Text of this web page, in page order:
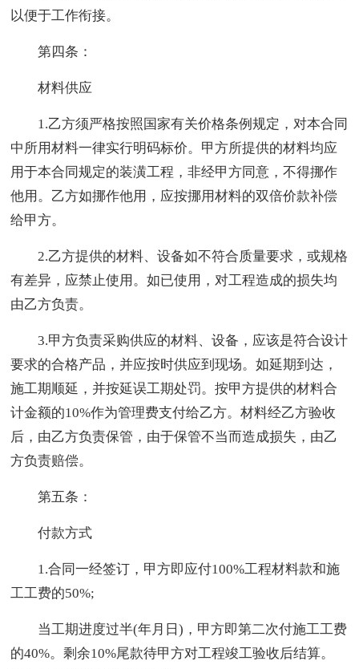
以便于工作衔接。
第四条：
材料供应
1.乙方须严格按照国家有关价格条例规定，对本合同
中所用材料一律实行明码标价。甲方所提供的材料均应
用于本合同规定的装潢工程，非经甲方同意，不得挪作
他用。乙方如挪作他用，应按挪用材料的双倍价款补偿
给甲方。
2.乙方提供的材料、设备如不符合质量要求，或规格
有差异，应禁止使用。如已使用，对工程造成的损失均
由乙方负责。
3.甲方负责采购供应的材料、设备，应该是符合设计
要求的合格产品，并应按时供应到现场。如延期到达，
施工期顺延，并按延误工期处罚。按甲方提供的材料合
计金额的10%作为管理费支付给乙方。材料经乙方验收
后，由乙方负责保管，由于保管不当而造成损失，由乙
方负责赔偿。
第五条：
付款方式
1.合同一经签订，甲方即应付100%工程材料款和施
工工费的50%;
当工期进度过半(年月日)，甲方即第二次付施工工费
的40%。剩余10%尾款待甲方对工程竣工验收后结算。